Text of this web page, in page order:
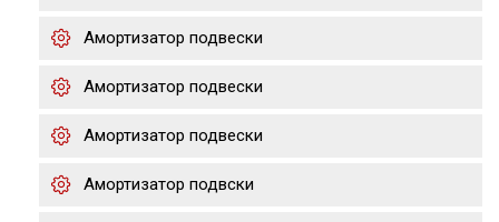
Амортизатор подвески
Амортизатор подвески
Амортизатор подвески
Амортизатор подвски